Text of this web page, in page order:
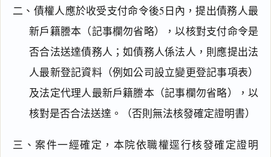
二、債權人應於收受支付命令後5日內，提出債務人最
新戶籍謄本（記事欄勿省略），以核對支付命令是
否合法送達債務人；如債務人係法人，則應提出法
人最新登記資料（例如公司設立變更登記事項表）
及法定代理人最新戶籍謄本（記事欄勿省略），以
核對是否合法送達。（否則無法核發確定證明書）
三、案件一經確定，本院依職權逕行核發確定證明
閱讀 研究